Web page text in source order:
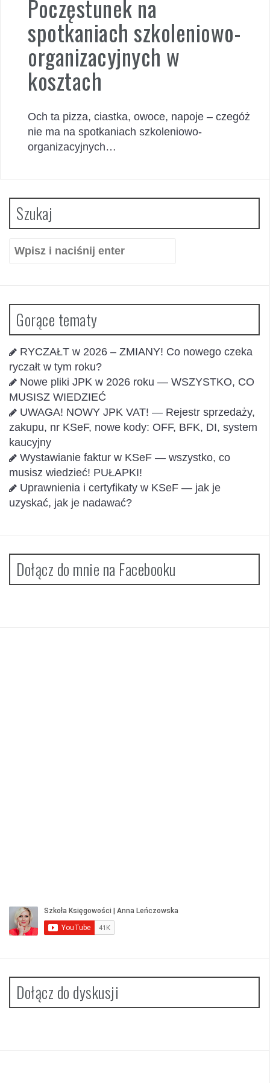
Poczęstunek na
spotkaniach szkoleniowo-
organizacyjnych w
kosztach
Och ta pizza, ciastka, owoce, napoje – czegóż
nie ma na spotkaniach szkoleniowo-
organizacyjnych…
Szukaj
Szukaj:
Gorące tematy
RYCZAŁT w 2026 – ZMIANY! Co nowego czeka
ryczałt w tym roku?
Nowe pliki JPK w 2026 roku — WSZYSTKO, CO
MUSISZ WIEDZIEĆ
UWAGA! NOWY JPK VAT! — Rejestr sprzedaży,
zakupu, nr KSeF, nowe kody: OFF, BFK, DI, system
kaucyjny
Wystawianie faktur w KSeF — wszystko, co
musisz wiedzieć! PUŁAPKI!
Uprawnienia i certyfikaty w KSeF — jak je
uzyskać, jak je nadawać?
Dołącz do mnie na Facebooku
Dołącz do dyskusji